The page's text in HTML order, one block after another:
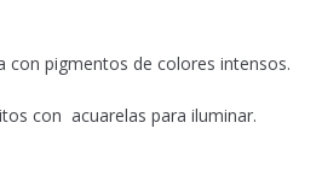
con pigmentos de colores intensos.
con acuarelas para iluminar.